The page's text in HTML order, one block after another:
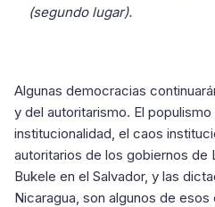
(segundo lugar).
Algunas democracias
y del autoritarismo. El
institucionalidad, el caos
autoritarios de los gobiernos
Bukele en el Salvador, y las
Nicaragua, son algunos de